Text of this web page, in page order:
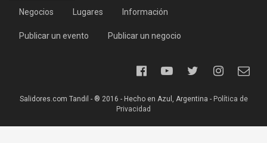
Negocios Lugares Información
Publicar un evento Publicar un negocio
Salidores.com Tandil - ® 2016 - Hecho en Azul, Argentina - Política de
Privacidad